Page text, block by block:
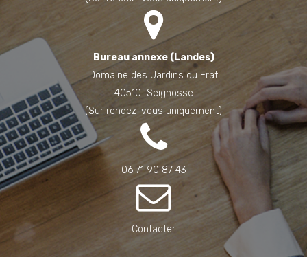
Bureau annexe (Landes)
Domaine des Jardins du Frat
40510 Seignosse
(Sur rendez-vous uniquement)
06 71 90 87 43
Contacter